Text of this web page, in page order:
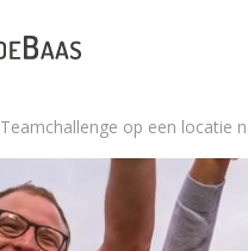
Teamchallenge op een locatie